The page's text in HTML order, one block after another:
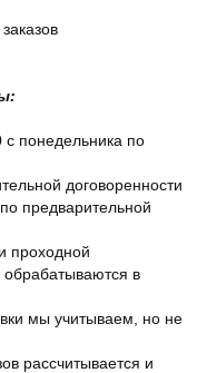
с понедельника по
договоренности
предварительной
проходной
в
мы учитываем, но не
рассчитывается и